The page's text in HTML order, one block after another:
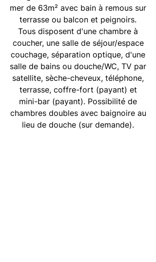
mer de 63m² avec bain à remous sur
terrasse ou balcon et peignoirs.
Tous disposent d'une chambre à
coucher, une salle de séjour/espace
couchage, séparation optique, d'une
salle de bains ou douche/WC, TV par
satellite, sèche-cheveux, téléphone,
terrasse, coffre-fort (payant) et
mini-bar (payant). Possibilité de
chambres doubles avec baignoire au
lieu de douche (sur demande).